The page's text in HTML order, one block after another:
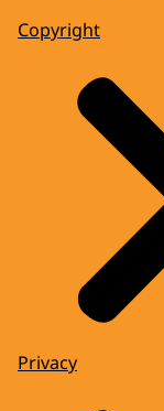
Copyright
Privacy